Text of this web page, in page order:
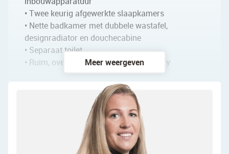
• Twee keurig afgewerkte slaapkamers
• Nette badkamer met dubbele wastafel,
designradiator en douchecabine
• Separaat toilet
• Ruim, overdekt balkon met veel privacy
Indeling van het appartement:
Gesloten entree met bel en intercom.
Gemeenschappelijke hal met lift en trappenhuis.
Meer weergeven